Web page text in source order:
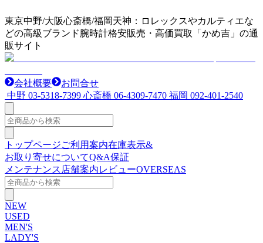
東京中野/大阪心斎橋/福岡天神：ロレックスやカルティエな
どの高級ブランド腕時計格安販売・高価買取「かめ吉」の通
販サイト
会社概要
お問合せ
中野 03-5318-7399 心斎橋 06-4309-7470 福岡 092-401-2540
トップページご利用案内在庫表示&
お取り寄せについてQ&A保証
メンテナンス 店舗案内レビューOVERSEAS
NEW
USED
MEN'S
LADY'S